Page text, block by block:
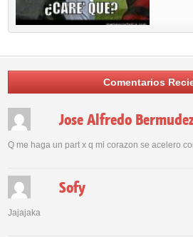
Comentarios
Jose Alfredo
Q me haga un part x q mi corazon se acelero
Sofy
Jajajaka